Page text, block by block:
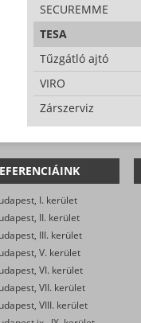
SECUREMME
TESA
Tűzgátló ajtó
VIRO
Zárszerviz
I. kerület
II. kerület
III. kerület
V. kerület
VI. kerület
VII. kerület
VIII. kerület